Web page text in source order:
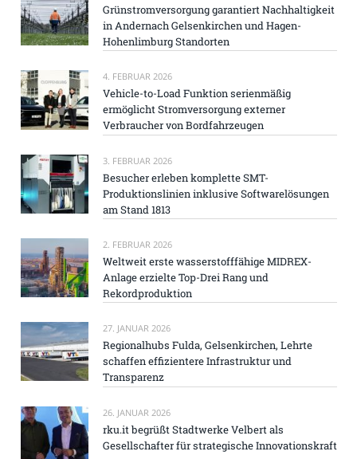
Grünstromversorgung garantiert Nachhaltigkeit
in Andernach Gelsenkirchen und Hagen-
Hohenlimburg Standorten
4. FEBRUAR 2026
Vehicle-to-Load Funktion serienmäßig
ermöglicht Stromversorgung externer
Verbraucher von Bordfahrzeugen
3. FEBRUAR 2026
Besucher erleben komplette SMT-
Produktionslinien inklusive Softwarelösungen
am Stand 1813
2. FEBRUAR 2026
Weltweit erste wasserstofffähige MIDREX-
Anlage erzielte Top-Drei Rang und
Rekordproduktion
27. JANUAR 2026
Regionalhubs Fulda, Gelsenkirchen, Lehrte
schaffen effizientere Infrastruktur und
Transparenz
26. JANUAR 2026
rku.it begrüßt Stadtwerke Velbert als
Gesellschafter für strategische Innovationskraft